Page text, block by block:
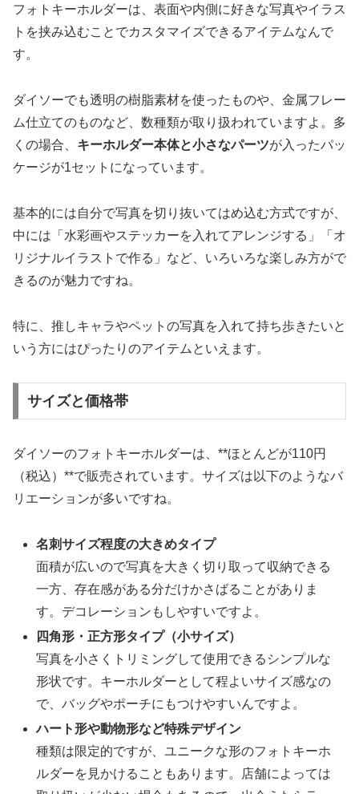
フォトキーホルダーは、表面や内側に好きな写真やイラス
トを挟み込むことでカスタマイズできるアイテムなんで
す。
ダイソーでも透明の樹脂素材を使ったものや、金属フレー
ム仕立てのものなど、数種類が取り扱われていますよ。多
くの場合、 キーホルダー本体と小さなパーツが入ったパッ
ケージが1セットになっています。
基本的には自分で写真を切り抜いてはめ込む方式ですが、
中には「水彩画やステッカーを入れてアレンジする」「オ
リジナルイラストで作る」など、いろいろな楽しみ方がで
きるのが魅力ですね。
特に、推しキャラやペットの写真を入れて持ち歩きたいと
いう方にはぴったりのアイテムといえます。
サイズと価格帯
ダイソーのフォトキーホルダーは、**ほとんどが110円
（税込）**で販売されています。サイズは以下のようなバ
リエーションが多いですね。
名刺サイズ程度の大きめタイプ
面積が広いので写真を大きく切り取って収納できる
一方、存在感がある分だけかさばることがありま
す。デコレーションもしやすいですよ。
四角形・正方形タイプ（小サイズ）
写真を小さくトリミングして使用できるシンプルな
形状です。キーホルダーとして程よいサイズ感なの
で、バッグやポーチにもつけやすいんですよ。
ハート形や動物形など特殊デザイン
種類は限定的ですが、ユニークな形のフォトキーホ
ルダーを見かけることもあります。店舗によっては